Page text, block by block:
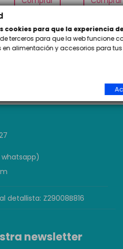
whatsapp)
detallista: Z29008B816
newsletter
cookies para que la experiencia
terceros para que la web funcione
en alimentación y accesorios para